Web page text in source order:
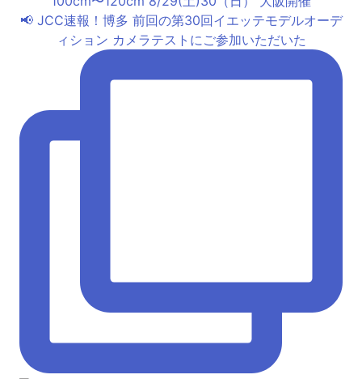
📢 JCC速報！博多 前回の第30回イエッテモデルオーデ
ィション カメラテストにご参加いただいた